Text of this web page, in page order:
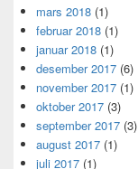
mars 2018 (1)
februar 2018 (1)
januar 2018 (1)
desember 2017 (6)
november 2017 (1)
oktober 2017 (3)
september 2017 (3)
august 2017 (1)
juli 2017 (1)